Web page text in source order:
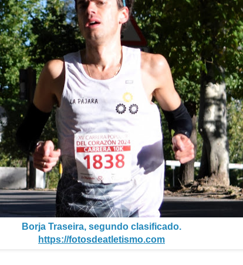
Borja Traseira, segundo clasificado.
https://fotosdeatletismo.com